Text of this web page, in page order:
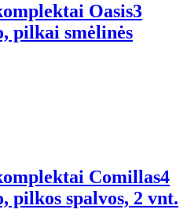
Oasis3
pilkai smėlinės
Comillas4
pilkos spalvos, 2 vnt.